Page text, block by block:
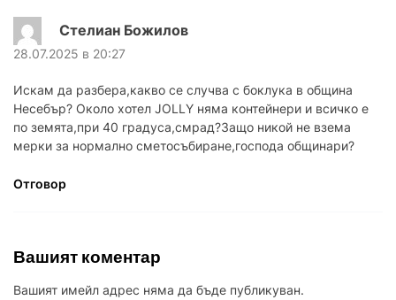
Стелиан Божилов
28.07.2025 в 20:27
Искам да разбера,какво се случва с боклука в община
Несебър? Около хотел JOLLY няма контейнери и всичко е
по земята,при 40 градуса,смрад?Защо никой не взема
мерки за нормално сметосъбиране,господа общинари?
Отговор
Вашият коментар
Вашият имейл адрес няма да бъде публикуван.